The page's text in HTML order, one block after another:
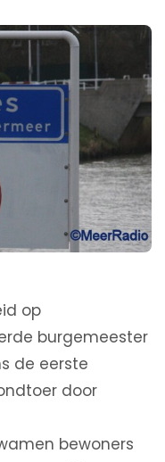
op
burgemeester
de eerste
door
bewoners